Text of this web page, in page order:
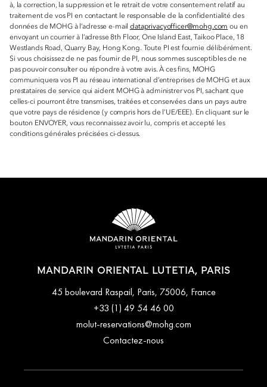
à, la correction, la suppression et le retrait de votre consentement relatif au
traitement de vos PI en contactant le responsable de la confidentialité des
données de MOHG à l’adresse e-maildataprivacyofficer@mohg.com ou en
envoyant un courrier à l’adresse 8th Floor, One Island East, Taikoo Place, 18
Westlands Road, Quarry Bay, Hong Kong. Toute PI est fournie délibérément.
Si vous choisissez de ne pas fournir de PI, nous sommes susceptibles de ne
pas pouvoir consulter ou répondre à votre avis. À ces fins, MOHG
communiquera vos PI au réseau international d’entreprises de MOHG et aux
prestataires de service qui aident MOHG à administrer vos PI, sachant que
celles-ci pourront être transmises, traitées et conservées dans un pays autre
que votre pays de résidence (y compris hors de l’UE/EEE). En cliquant sur le
bouton ENVOYER, vous reconnaissez avoir lu, compris et accepté les
conditions générales précisées ci-dessus.
MANDARIN ORIENTAL LUTETIA, PARIS
45 boulevard Raspail, Paris, 75006, France
+33 (1) 49 54 46 00
molut-reservations@mohg.com
Contactez-nous